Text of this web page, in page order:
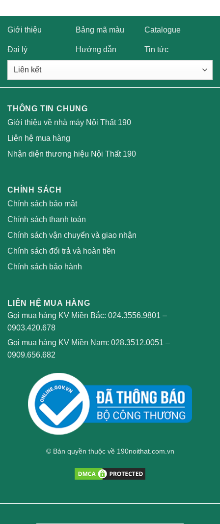
Giới thiệu Bảng mã màu Catalogue
Đại lý Hướng dẫn Tin tức
THÔNG TIN CHUNG
Giới thiệu về nhà máy Nội Thất 190
Liên hệ mua hàng
Nhận diện thương hiệu Nội Thất 190
CHÍNH SÁCH
Chính sách bảo mật
Chính sách thanh toán
Chính sách vận chuyển và giao nhận
Chính sách đổi trả và hoàn tiền
Chính sách bảo hành
LIÊN HỆ MUA HÀNG
Gọi mua hàng KV Miền Bắc: 024.3556.9801 –
0903.420.678
Gọi mua hàng KV Miền Nam: 028.3512.0051 –
0909.656.682
© Bản quyền thuộc về 190noithat.com.vn